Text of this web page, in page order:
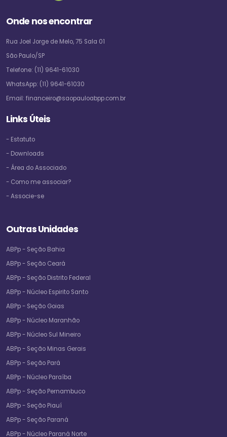
Onde nos encontrar
Rua Joel Jorge de Melo, 75 Sala 01
São Paulo/SP
Telefone: (11) 9641-61030
WhatsApp: (11) 9641-61030
Email: financeiro@saopauloabpp.com.br
Links Úteis
- Estatuto
- Downloads
- Área do Associado
- Como me associar?
- Associe-se
Outras Unidades
ABPp - Seção Bahia
ABPp - Seção Ceará
ABPp - Seção Distrito Federal
ABPp - Núcleo Espirito Santo
ABPp - Seção Goias
ABPp - Núcleo Maranhão
ABPp - Núcleo Sul Mineiro
ABPp - Seção Minas Gerais
ABPp - Seção Pará
ABPp - Núcleo Paraíba
ABPp - Seção Pernambuco
ABPp - Seção Piauí
ABPp - Seção Paraná
ABPp - Núcleo Paraná Norte